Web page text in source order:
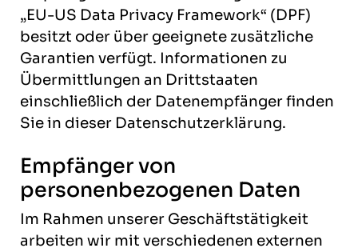
„EU-US Data Privacy Framework“ (DPF)
besitzt oder über geeignete zusätzliche
Garantien verfügt. Informationen zu
Übermittlungen an Drittstaaten
einschließlich der Datenempfänger finden
Sie in dieser Datenschutzerklärung.
Empfänger von
personenbezogenen Daten
Im Rahmen unserer Geschäftstätigkeit
arbeiten wir mit verschiedenen externen